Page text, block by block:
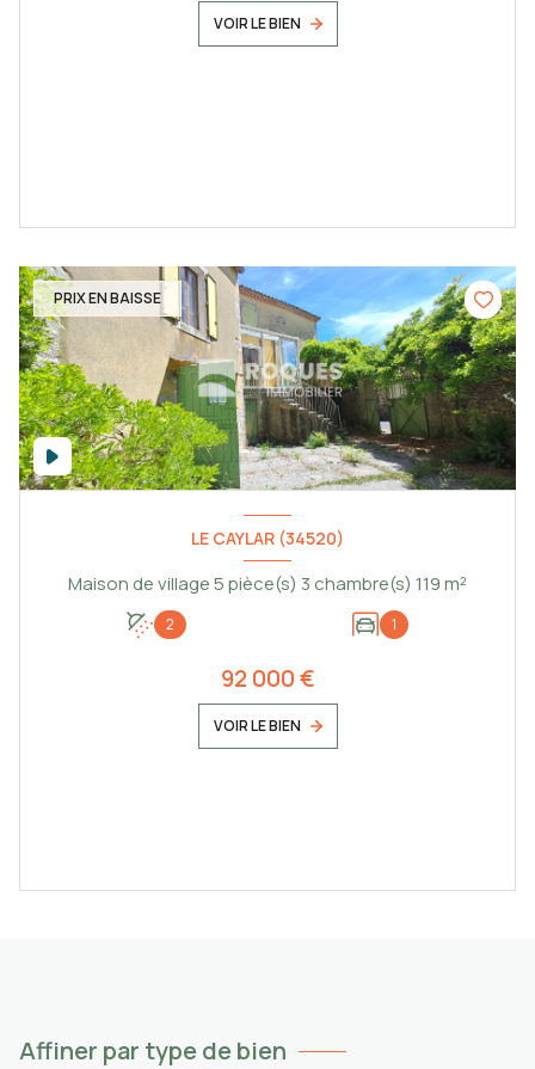
VOIR LE BIEN
PRIX EN BAISSE
LE CAYLAR (34520)
Maison de village 5 pièce(s) 3 chambre(s) 119 m²
2 1
92 000 €
VOIR LE BIEN
Affiner par type de bien